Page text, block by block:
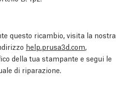
questo ricambio, visita la nostra
help.prusa3d.com,
della tua stampante e segui le
di riparazione.